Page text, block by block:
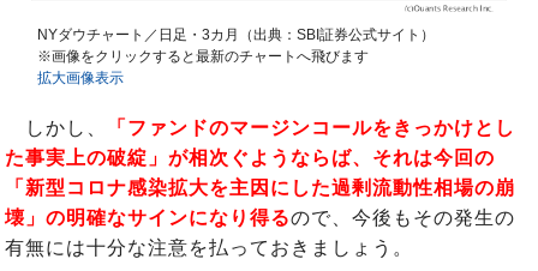
NYダウチャート／日足・3カ月（出典：SBI証券公式サイト）
※画像をクリックすると最新のチャートへ飛びます
拡大画像表示
しかし、
「ファンドのマージンコールをきっかけとし
た事実上の破綻」が相次ぐようならば、それは今回の
「新型コロナ感染拡大を主因にした過剰流動性相場の崩
壊」の明確なサインになり得るので、今後もその発生の
有無には十分な注意を払っておきましょう。